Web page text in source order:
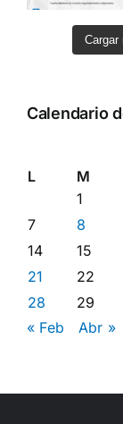
Cargar
Calendario
L
M
1
7
8
14
15
21
22
28
29
« Feb
Abr »